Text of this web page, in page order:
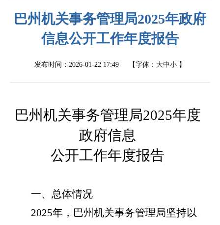
巴州机关事务管理局2025年政府
信息公开工作年度报告
发布时间： 2026-01-22 17:49 【字体： 大中小 】
巴州机关事务管理局2025年度
政府信息
公开工作年度报告
一、总体情况
2025年，巴州机关事务管理局坚持以